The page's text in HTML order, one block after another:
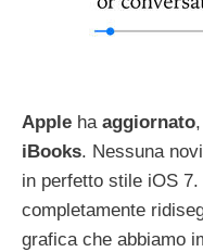
Apple ha aggiornato
iBooks. Nessuna
in perfetto stile iOS 7.
completamente
grafica che abbiamo